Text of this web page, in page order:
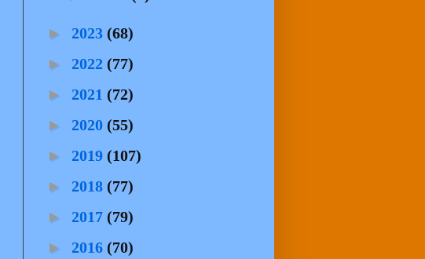
► 2023 (68)
► 2022 (77)
► 2021 (72)
► 2020 (55)
► 2019 (107)
► 2018 (77)
► 2017 (79)
► 2016 (70)